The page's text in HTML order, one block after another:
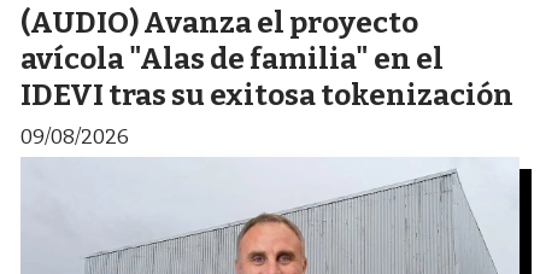
(AUDIO) Avanza el proyecto
avícola "Alas de familia" en el
IDEVI tras su exitosa tokenización
09/08/2026